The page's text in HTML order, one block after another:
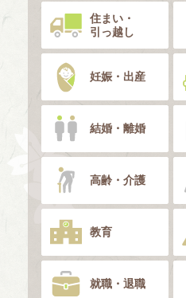
住まい・
引っ越し
妊娠・出産
結婚・離婚
高齢・介護
教育
就職・退職